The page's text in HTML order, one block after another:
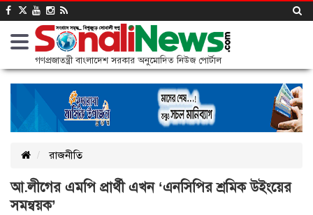
গণপ্রজাতন্ত্রী বাংলাদেশ সরকার অনুমোদিত নিউজ পোর্টাল
রাজনীতি
আ.লীগের এমপি প্রার্থী এখন ‘এনসিপির শ্রমিক উইংয়ের
সমন্বয়ক’